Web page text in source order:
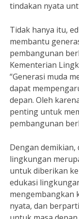
tindakan nyata
Tidak hanya itu,
membantu
pembangunan
Kementerian
“Generasi muda
dapat
depan. Oleh
penting untuk
pembangunan
Dengan
lingkungan
untuk diberikan
edukasi
mengembangkan
nyata, dan